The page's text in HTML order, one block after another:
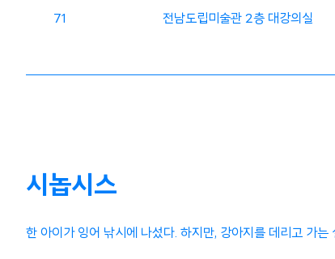
71 전남도립미술관 2층 대강의실
시놉시스
한 아이가 잉어 낚시에 나섰다. 하지만, 강아지를 데리고 가